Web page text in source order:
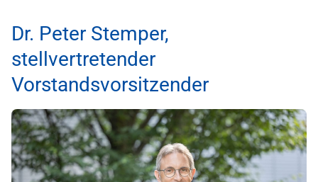
Dr. Peter Stemper,
stellvertretender
Vorstandsvorsitzender